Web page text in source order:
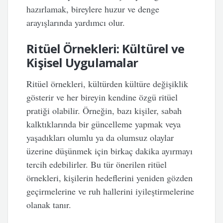
hazırlamak, bireylere huzur ve denge
arayışlarında yardımcı olur.
Ritüel Örnekleri: Kültürel ve
Kişisel Uygulamalar
Ritüel örnekleri, kültürden kültüre değişiklik
gösterir ve her bireyin kendine özgü ritüel
pratiği olabilir. Örneğin, bazı kişiler, sabah
kalktıklarında bir güncelleme yapmak veya
yaşadıkları olumlu ya da olumsuz olaylar
üzerine düşünmek için birkaç dakika ayırmayı
tercih edebilirler. Bu tür önerilen ritüel
örnekleri, kişilerin hedeflerini yeniden gözden
geçirmelerine ve ruh hallerini iyileştirmelerine
olanak tanır.